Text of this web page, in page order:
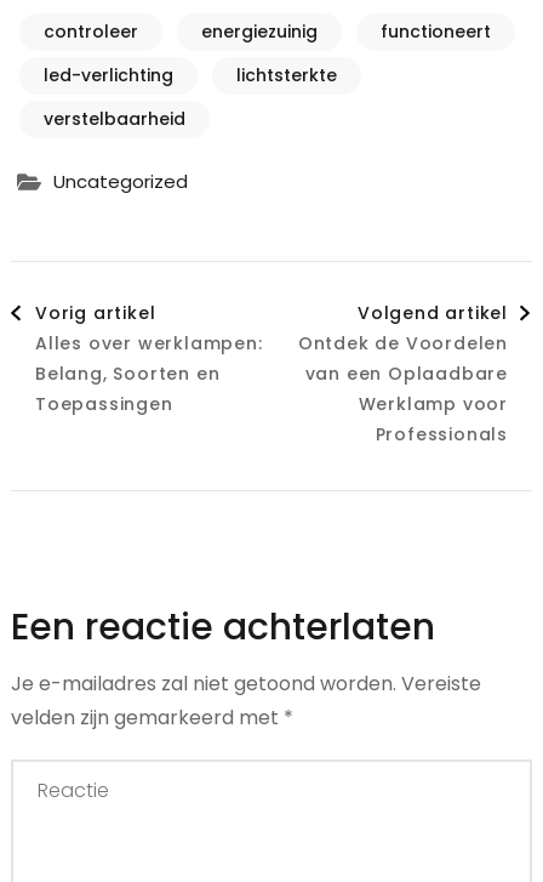
controleer energiezuinig
functioneert
led-verlichting
lichtsterkte
verstelbaarheid
Uncategorized
Berichtnavigatie
Vorig artikel
Alles over werklampen:
Belang, Soorten en
Toepassingen
Volgend artikel
Ontdek de Voordelen
van een Oplaadbare
Werklamp voor
Professionals
Een reactie achterlaten
Je e-mailadres zal niet getoond worden. Vereiste
velden zijn gemarkeerd met *